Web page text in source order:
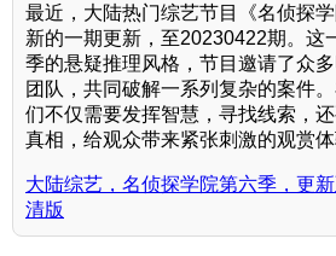
最近，大陆热门综艺节目《名侦探
新的一期更新，至20230422期。这
季的悬疑推理风格，节目邀请了众
团队，共同破解一系列复杂的案件
们不仅需要发挥智慧，寻找线索，
真相，给观众带来紧张刺激的观赏体
大陆综艺，名侦探学院第六季，更
清版